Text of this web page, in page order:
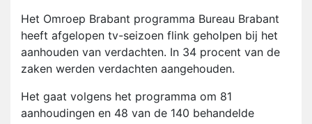
Het Omroep Brabant programma Bureau Brabant
heeft afgelopen tv-seizoen flink geholpen bij het
aanhouden van verdachten. In 34 procent van de
zaken werden verdachten aangehouden.
Het gaat volgens het programma om 81
aanhoudingen en 48 van de 140 behandelde